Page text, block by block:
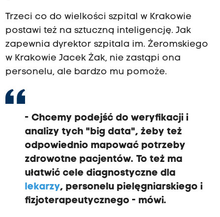
Trzeci co do wielkości szpital w Krakowie
postawi też na sztuczną inteligencję. Jak
zapewnia dyrektor szpitala im. Żeromskiego
w Krakowie Jacek Żak, nie zastąpi ona
personelu, ale bardzo mu pomoże.
- Chcemy podejść do weryfikacji i
analizy tych "big data", żeby też
odpowiednio mapować potrzeby
zdrowotne pacjentów. To też ma
ułatwić cele diagnostyczne dla
lekarzy, personelu pielęgniarskiego i
fizjoterapeutycznego - mówi.